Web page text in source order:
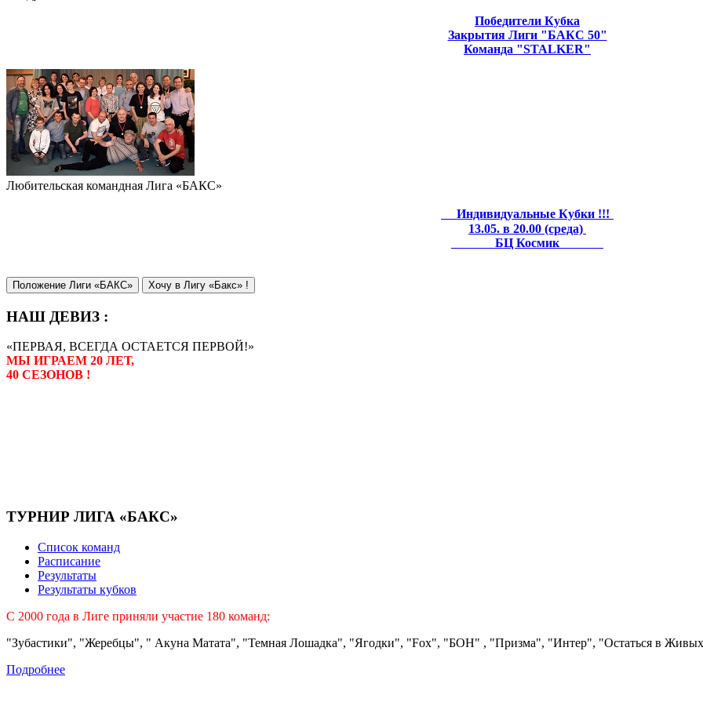
Победители Кубка
Закрытия Лиги "БАКС 50"
Команда "STALKER"
Любительская командная Лига «БАКС»
Индивидуальные Кубки !!!
13.05. в 20.00 (среда)
БЦ Космик
Положение Лиги «БАКС» Хочу в Лигу «Бакс» !
НАШ ДЕВИЗ :
«ПЕРВАЯ, ВСЕГДА ОСТАЕТСЯ ПЕРВОЙ!»
МЫ ИГРАЕМ 20 ЛЕТ,
40 СЕЗОНОВ !
ТУРНИР ЛИГА «БАКС»
Список команд
Расписание
Результаты
Результаты кубков
C 2000 года в Лиге приняли участие 180 команд:
"Зубастики", "Жеребцы", " Акуна Матата", "Темная Лошадка", "Ягодки", "Fох", "БОН" , "Призма", "Интер", "Остаться в
Подробнее